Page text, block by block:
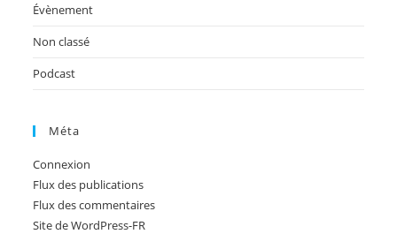
Évènement
Non classé
Podcast
Méta
Connexion
Flux des publications
Flux des commentaires
Site de WordPress-FR